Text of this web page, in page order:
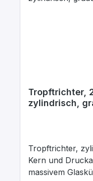
Tropftrichter,
zylindrisch,
Tropftrichter,
Kern und
massivem